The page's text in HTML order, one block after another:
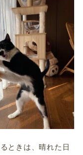
ときは、晴れた日